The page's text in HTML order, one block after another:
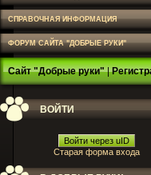
СПРАВОЧНАЯ ИНФОРМАЦИЯ
ФОРУМ САЙТА "ДОБРЫЕ РУКИ"
Сайт "Добрые руки"|
ВОЙТИ
Войти через uID
Старая форма входа